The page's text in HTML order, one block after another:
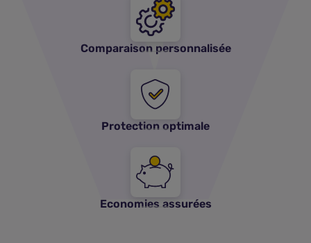
Comparaison personnalisée
Protection optimale
Economies assurées